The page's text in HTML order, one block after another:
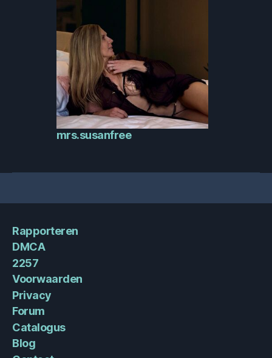
mrs.susanfree
Rapporteren
DMCA
2257
Voorwaarden
Privacy
Forum
Catalogus
Blog